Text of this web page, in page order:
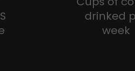
drinked
week